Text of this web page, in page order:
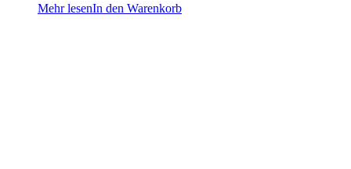
Mehr lesenIn den Warenkorb